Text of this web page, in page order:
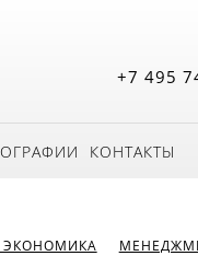
+7 495
КОНТАКТЫ
ЭКОНОМИКА